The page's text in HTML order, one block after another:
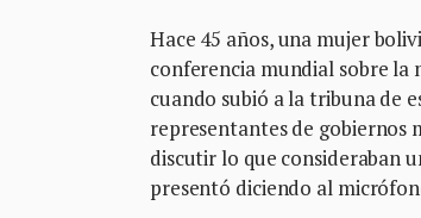
Hace 45 años, una mujer
conferencia mundial sobre la
cuando subió a la tribuna de
representantes de gobiernos
discutir lo que consideraban
presentó diciendo al